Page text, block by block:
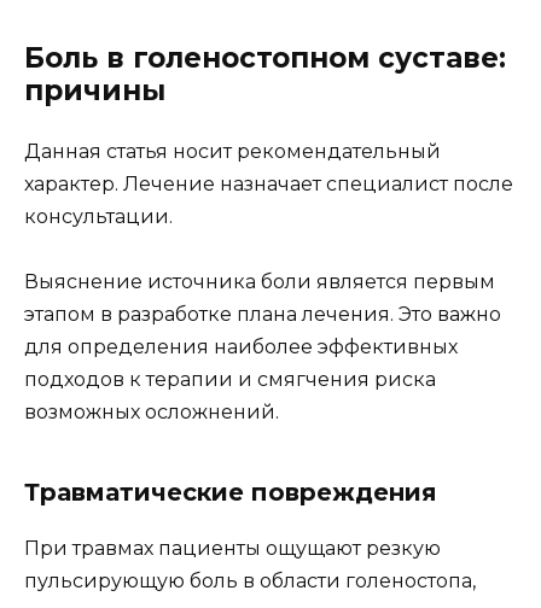
Боль в голеностопном суставе:
причины
Данная статья носит рекомендательный
характер. Лечение назначает специалист после
консультации.
Выяснение источника боли является первым
этапом в разработке плана лечения. Это важно
для определения наиболее эффективных
подходов к терапии и смягчения риска
возможных осложнений.
Травматические повреждения
При травмах пациенты ощущают резкую
пульсирующую боль в области голеностопа,